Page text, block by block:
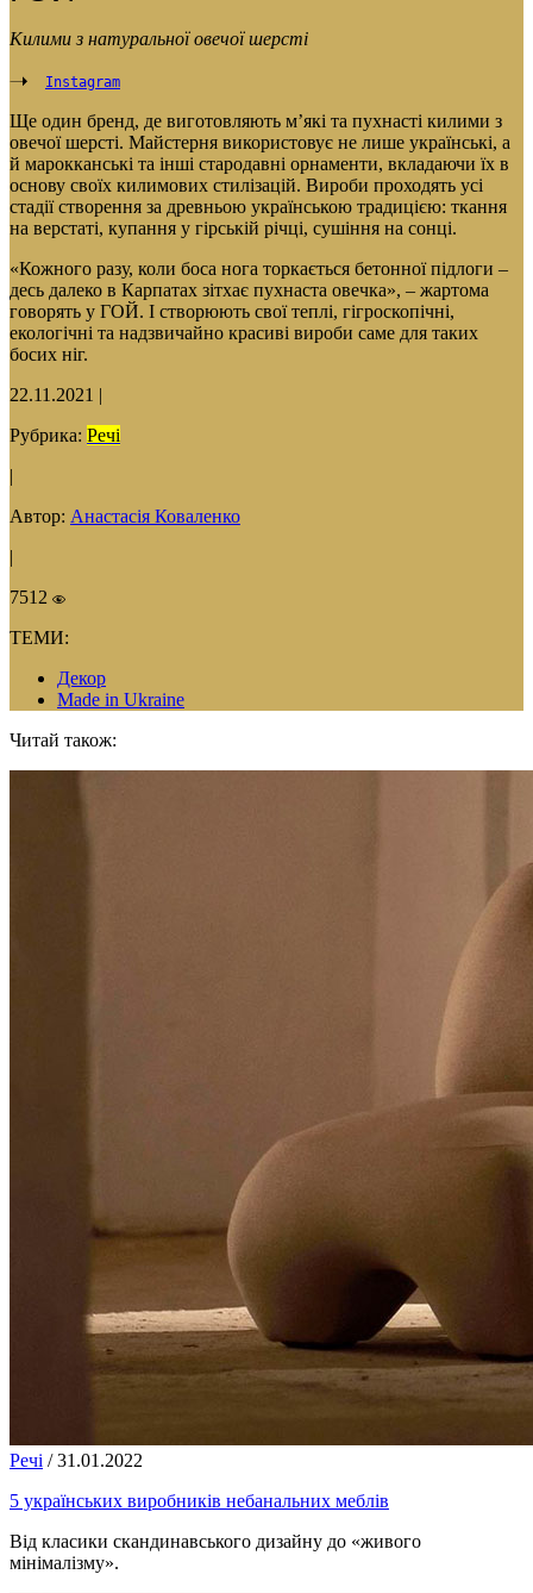
Килими з натуральної овечої шерсті
Instagram
Ще один бренд, де виготовляють м’які та пухнасті килими з
овечої шерсті. Майстерня використовує не лише українські, а
й марокканські та інші стародавні орнаменти, вкладаючи їх в
основу своїх килимових стилізацій. Вироби проходять усі
стадії створення за древньою українською традицією: ткання
на верстаті, купання у гірській річці, сушіння на сонці.
«Кожного разу, коли боса нога торкається бетонної пiдлоги –
десь далеко в Карпатах зітхає пухнаста овечка», – жартома
говорять у ГОЙ. І створюють свої теплі, гігроскопічні,
екологічні та надзвичайно красиві вироби саме для таких
босих ніг.
22.11.2021 |
Рубрика: Речі
|
Автор: Анастасія Коваленко
|
7512
ТЕМИ:
Декор
Made in Ukraine
Читай також:
Речі / 31.01.2022
5 українських виробників небанальних меблів
Від класики скандинавського дизайну до «живого
мінімалізму».